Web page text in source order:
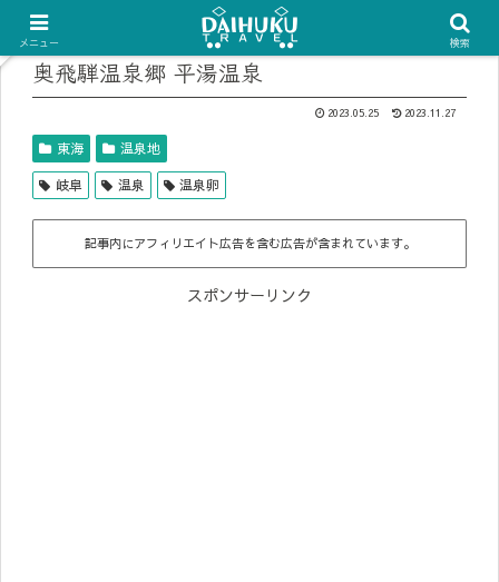
奥飛騨温泉郷 平湯温泉
2023.05.25 2023.11.27
東海 温泉地
岐阜 温泉 温泉卵
記事内にアフィリエイト広告を含む広告が含まれています。
スポンサーリンク
メニュー 検索